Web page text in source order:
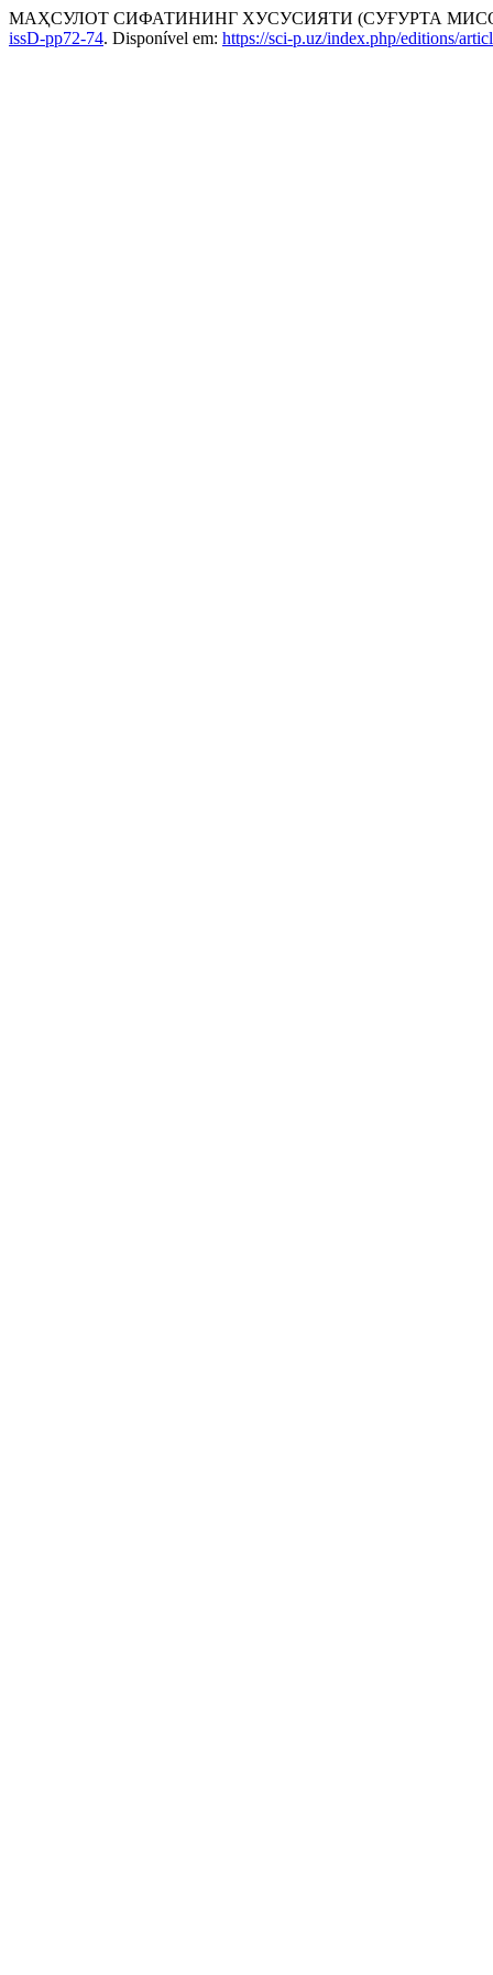
МАҲСУЛОТ СИФАТИНИНГ ХУСУСИЯТИ (СУҒУРТА
issD-pp72-74. Disponível em: https://sci-p.uz/index.php/editions/